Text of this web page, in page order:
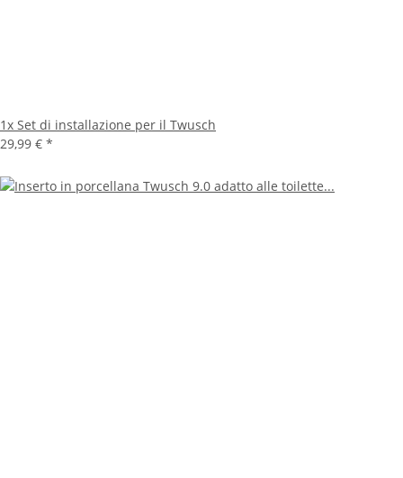
1x Set di installazione per il Twusch
29,99 € *